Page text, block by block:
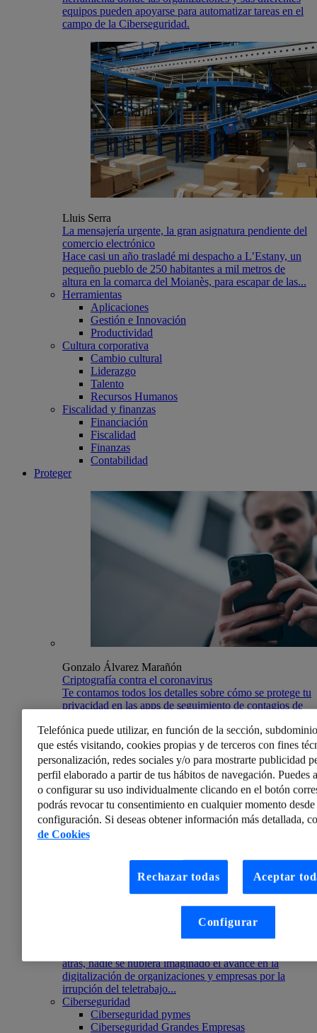
equipos pueden apoyarse para automatizar tareas en el
campo de la Ciberseguridad.
Lluis Serra
La mensajería urgente, la gran asignatura pendiente del
comercio electrónico
Hace casi un año trasladé mi despacho a L’Estany, un
pequeño pueblo de 250 habitantes a mil metros de
altura en la comarca del Moianès, para escapar de las...
Herramientas
Aplicaciones
Gestión e Innovación
Productividad
Cultura corporativa
Cambio cultural
Liderazgo
Talento
Recursos Humanos
Fiscalidad y finanzas
Financiación
Fiscalidad
Finanzas
Contabilidad
Proteger
Gonzalo Álvarez Marañón
Criptografía contra el coronavirus
Te contamos todos los detalles sobre cómo se protege tu
privacidad en las apps de seguimiento de contagios de
Teletrabajo: equilibrio entre control empresarial y
privacidad de los trabajadores (I)
atrás, nadie se hubiera imaginado el avance en la
digitalización de organizaciones y empresas por la
irrupción del teletrabajo...
Ciberseguridad
Ciberseguridad pymes
Ciberseguridad Grandes Empresas
Telefónica puede utilizar, en función de la sección,
que estés visitando, cookies propias y de terceros con fines
personalización, redes sociales y/o para mostrarte publicidad
perfil elaborado a partir de tus hábitos de navegación. Puedes
o configurar su uso individualmente clicando en el botón
podrás revocar tu consentimiento en cualquier momento
configuración. Si deseas obtener información más detallada,
de Cookies
Rechazar todas Aceptar
Configurar